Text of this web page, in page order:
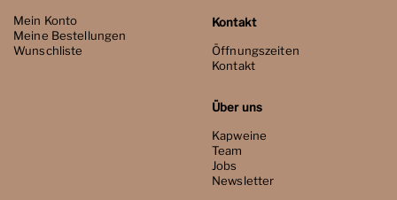
Mein Konto
Meine Bestellungen
Wunschliste
Kontakt
Öffnungszeiten
Kontakt
Über uns
Kapweine
Team
Jobs
Newsletter